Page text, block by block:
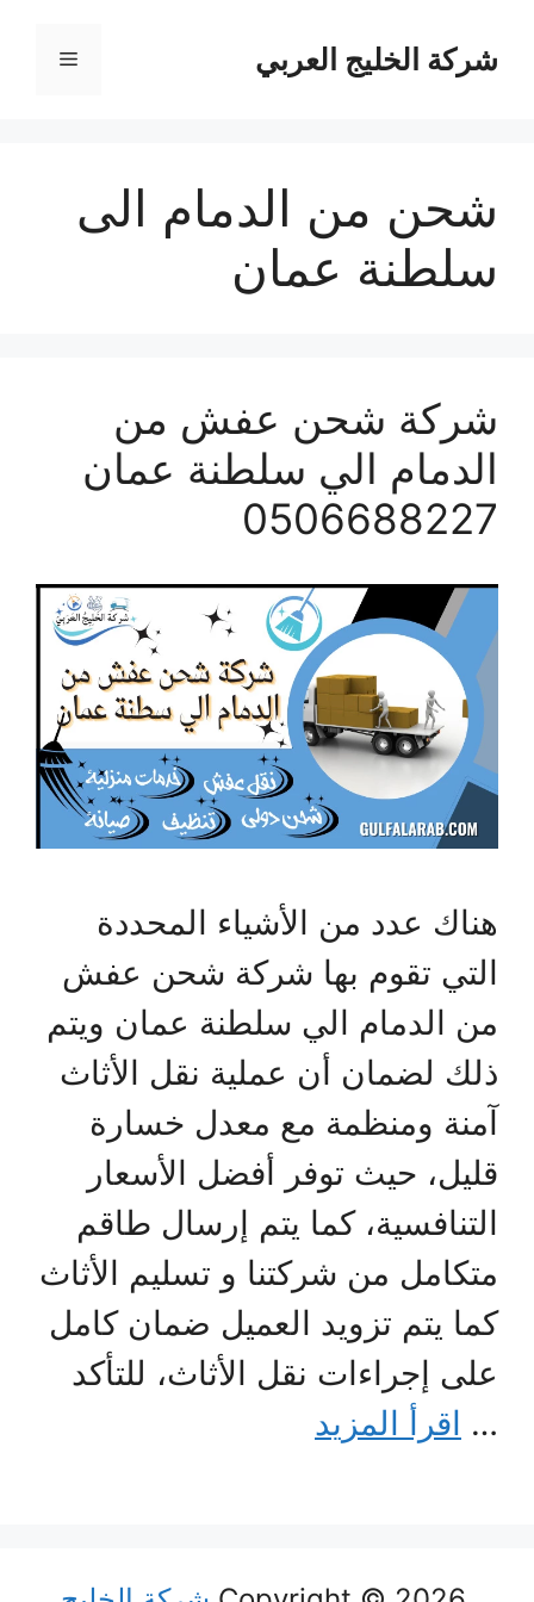
المحتوىشركة الخليج العربي القائمة
شحن من الدمام الى
سلطنة عمان
شركة شحن عفش من
الدمام الي سلطنة عمان
0506688227
هناك عدد من الأشياء المحددة
التي تقوم بها شركة شحن عفش
من الدمام الي سلطنة عمان ويتم
ذلك لضمان أن عملية نقل الأثاث
آمنة ومنظمة مع معدل خسارة
قليل، حيث توفر أفضل الأسعار
التنافسية، كما يتم إرسال طاقم
متكامل من شركتنا و تسليم الأثاث
كما يتم تزويد العميل ضمان كامل
على إجراءات نقل الأثاث، للتأكد
… اقرأ المزيد